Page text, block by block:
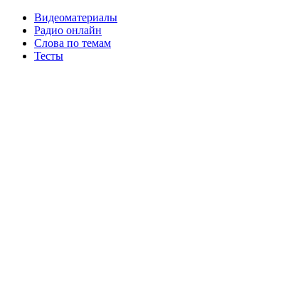
Видеоматериалы
Радио онлайн
Слова по темам
Тесты